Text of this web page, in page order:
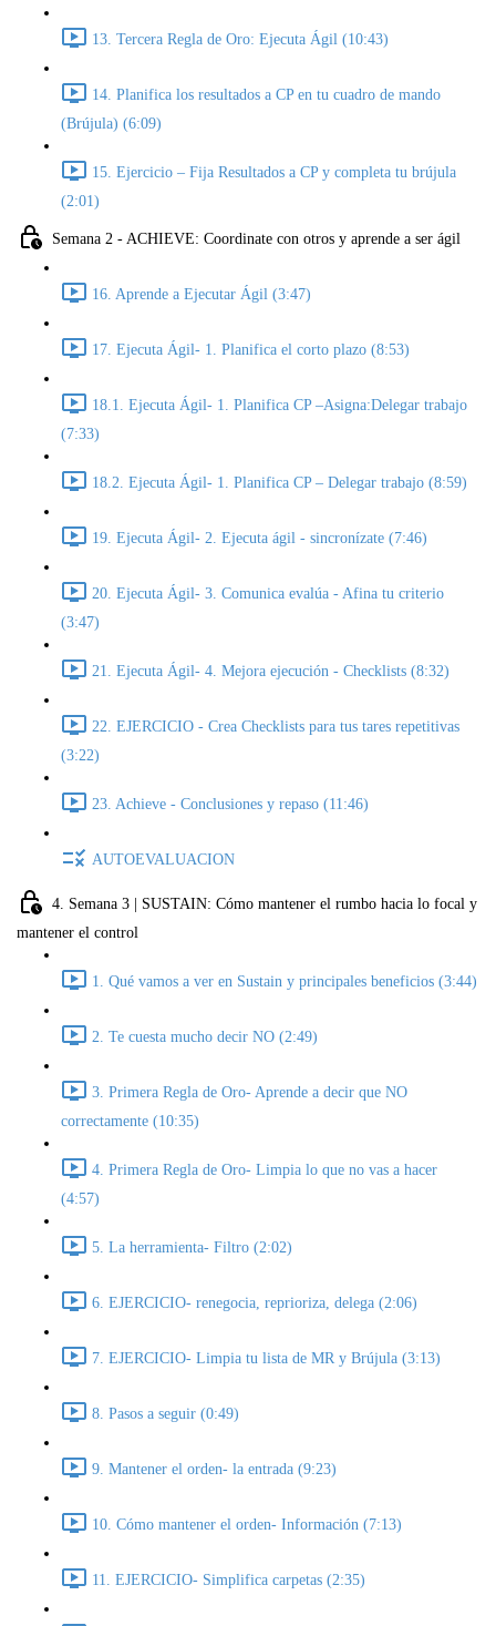
13. Tercera Regla de Oro: Ejecuta Ágil (10:43)
14. Planifica los resultados a CP en tu cuadro de mando
(Brújula) (6:09)
15. Ejercicio – Fija Resultados a CP y completa tu brújula
(2:01)
Semana 2 - ACHIEVE: Coordinate con otros y aprende a ser ágil
16. Aprende a Ejecutar Ágil (3:47)
17. Ejecuta Ágil- 1. Planifica el corto plazo (8:53)
18.1. Ejecuta Ágil- 1. Planifica CP –Asigna:Delegar trabajo
(7:33)
18.2. Ejecuta Ágil- 1. Planifica CP – Delegar trabajo (8:59)
19. Ejecuta Ágil- 2. Ejecuta ágil - sincronízate (7:46)
20. Ejecuta Ágil- 3. Comunica evalúa - Afina tu criterio
(3:47)
21. Ejecuta Ágil- 4. Mejora ejecución - Checklists (8:32)
22. EJERCICIO - Crea Checklists para tus tares repetitivas
(3:22)
23. Achieve - Conclusiones y repaso (11:46)
AUTOEVALUACION
4. Semana 3 | SUSTAIN: Cómo mantener el rumbo hacia lo focal y
mantener el control
1. Qué vamos a ver en Sustain y principales beneficios (3:44)
2. Te cuesta mucho decir NO (2:49)
3. Primera Regla de Oro- Aprende a decir que NO
correctamente (10:35)
4. Primera Regla de Oro- Limpia lo que no vas a hacer
(4:57)
5. La herramienta- Filtro (2:02)
6. EJERCICIO- renegocia, reprioriza, delega (2:06)
7. EJERCICIO- Limpia tu lista de MR y Brújula (3:13)
8. Pasos a seguir (0:49)
9. Mantener el orden- la entrada (9:23)
10. Cómo mantener el orden- Información (7:13)
11. EJERCICIO- Simplifica carpetas (2:35)